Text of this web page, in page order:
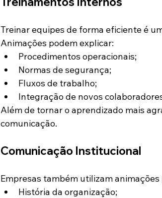
Treinar equipes de forma eficiente é
Animações podem explicar:
Procedimentos operacionais;
Normas de segurança;
Fluxos de trabalho;
Integração de novos
Além de tornar o aprendizado mais
comunicação.
Comunicação Institucional
Empresas também utilizam
História da organização;